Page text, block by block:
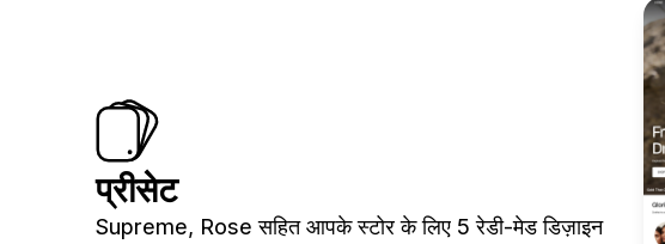
प्रीसेट
Supreme, Rose सहित आपके स्टोर के लिए 5 रेडी-मेड डिज़ाइन